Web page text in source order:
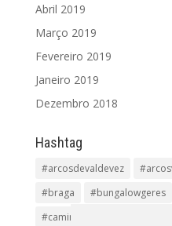
Abril 2019
Março 2019
Fevereiro 2019
Janeiro 2019
Dezembro 2018
Hashtag
#arcosdevaldevez
#braga
#bungalowgeres
#caminhadas